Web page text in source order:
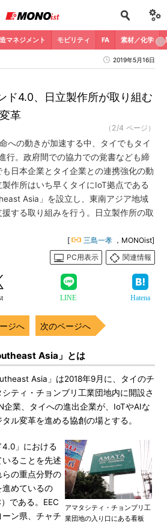
マネジメント モビリティ FA 素材／化学
2019年5月16日
ド4.0、日立製作所が取り組む
革
（2/4 ページ）
への動きが加速する中、タイでもタイ
行。政府間での協力での覚書なども締
日本企業とタイ企業との連携強化の動
作所はいち早くタイにIoT拠点である
Asia」を設立し、東南アジア地域
する取り組みを行う。日立製作所の取
[ 三島一孝 ，MONOist]
PC用表示
関連情報
LINE Hatena
ジへ 次のページへ
Asia」とは
Asia」は2018年9月に、タイのチ
ティ・チョンブリ工業団地内に開設さ
企業、タイへの進出企業が、IoTやAIな
ル変革を進める協創の場とする。
アマタシティ・チョンブリ工
業団地の入り口にある看板
」における
ることを先述
らの重点分野の
めているの
である。EEC
ン県、チャチ